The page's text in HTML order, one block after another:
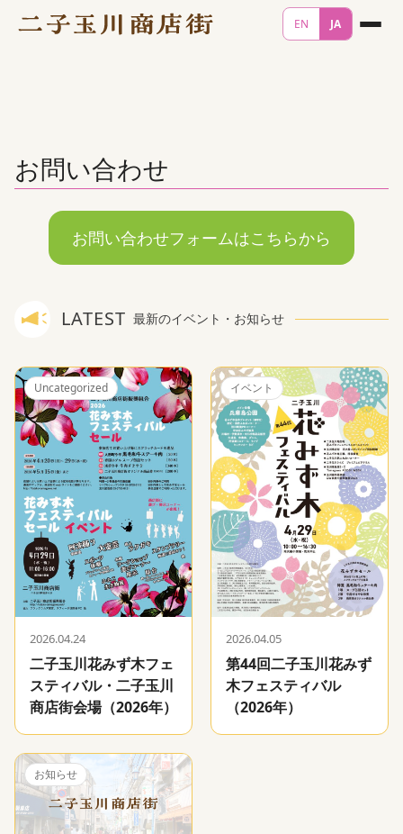
EN JA
お問い合わせ
お問い合わせフォームはこちらから
LATEST 最新のイベント・お知らせ
Uncategorized
2026.04.24
二子玉川花みず木フェ
スティバル・二子玉川
商店街会場（2026年）
イベント
2026.04.05
第44回二子玉川花みず
木フェスティバル
（2026年）
お知らせ